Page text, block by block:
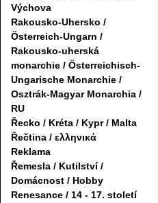
Výchova
Rakousko-Uhersko /
Österreich-Ungarn /
Rakousko-uherská
monarchie / Österreichisch-
Ungarische Monarchie /
Osztrák-Magyar Monarchia /
RU
Řecko / Kréta / Kypr / Malta
Řečtina / ελληνικά
Reklama
Řemesla / Kutilství /
Domácnost / Hobby
Renesance / 14 - 17. století